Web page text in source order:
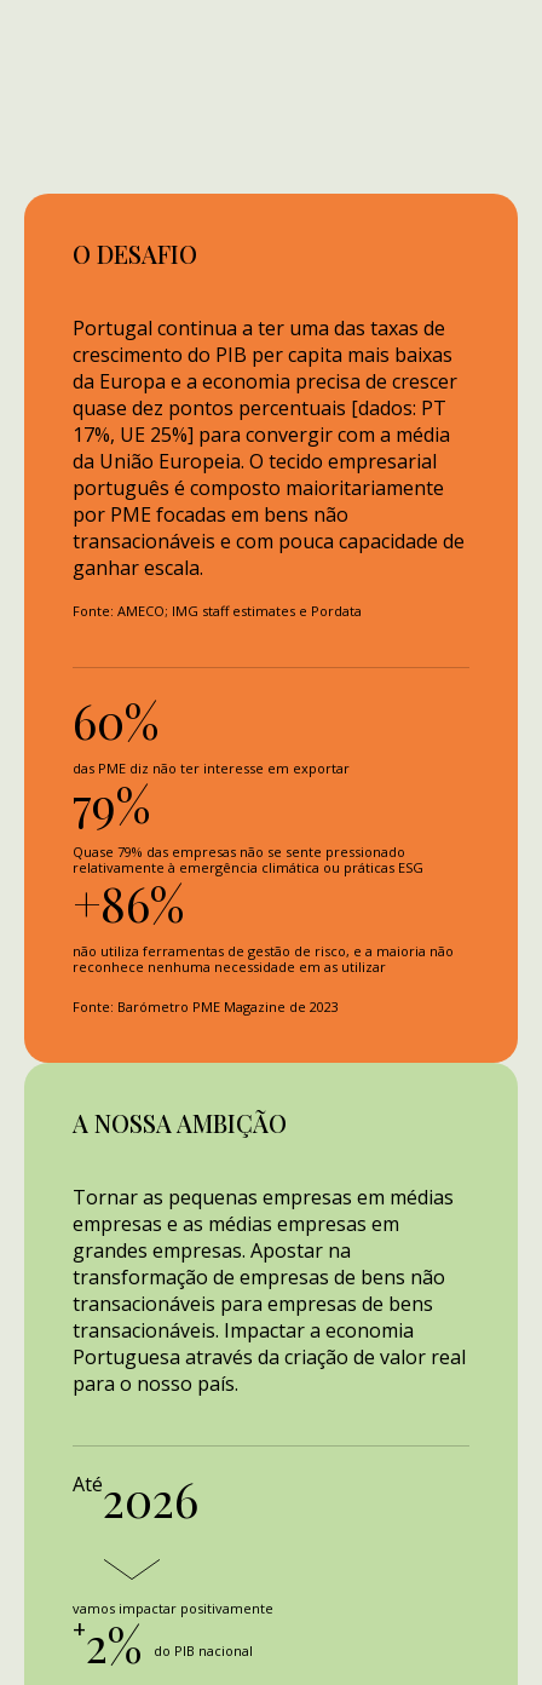
O DESAFIO
Portugal continua a ter uma das taxas de
crescimento do PIB per capita mais baixas
da Europa e a economia precisa de crescer
quase dez pontos percentuais [dados: PT
17%, UE 25%] para convergir com a média
da União Europeia. O tecido empresarial
português é composto maioritariamente
por PME focadas em bens não
transacionáveis e com pouca capacidade de
ganhar escala.
Fonte: AMECO; IMG staff estimates e Pordata
60%
das PME diz não ter interesse em exportar
79%
Quase 79% das empresas não se sente pressionado
relativamente à emergência climática ou práticas ESG
+86%
não utiliza ferramentas de gestão de risco, e a maioria não
reconhece nenhuma necessidade em as utilizar
Fonte: Barómetro PME Magazine de 2023
A NOSSA AMBIÇÃO
Tornar as pequenas empresas em médias
empresas e as médias empresas em
grandes empresas. Apostar na
transformação de empresas de bens não
transacionáveis para empresas de bens
transacionáveis. Impactar a economia
Portuguesa através da criação de valor real
para o nosso país.
Até2026
vamos impactar positivamente
+2% do PIB nacional